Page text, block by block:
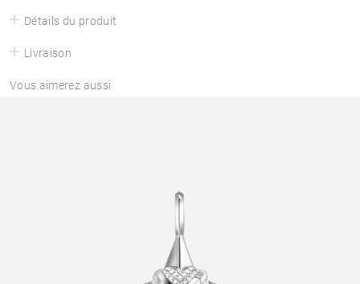
Détails du produit
Livraison
Vous aimerez aussi